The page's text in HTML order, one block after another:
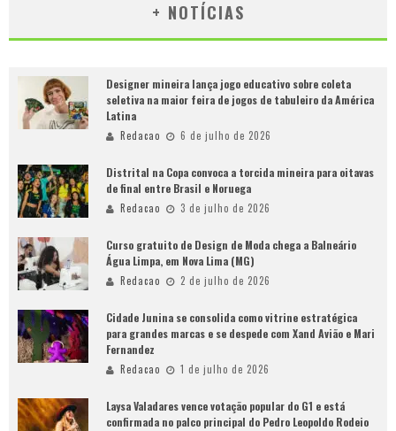
+ NOTÍCIAS
Designer mineira lança jogo educativo sobre coleta
seletiva na maior feira de jogos de tabuleiro da América
Latina
Redacao 6 de julho de 2026
Distrital na Copa convoca a torcida mineira para oitavas
de final entre Brasil e Noruega
Redacao 3 de julho de 2026
Curso gratuito de Design de Moda chega a Balneário
Água Limpa, em Nova Lima (MG)
Redacao 2 de julho de 2026
Cidade Junina se consolida como vitrine estratégica
para grandes marcas e se despede com Xand Avião e Mari
Fernandez
Redacao 1 de julho de 2026
Laysa Valadares vence votação popular do G1 e está
confirmada no palco principal do Pedro Leopoldo Rodeio